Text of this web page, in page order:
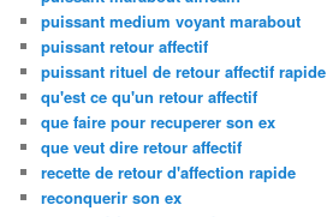
puissant medium voyant marabout
puissant retour affectif
puissant rituel de retour affectif rapide
qu'est ce qu'un retour affectif
que faire pour recuperer son ex
que veut dire retour affectif
recette de retour d'affection rapide
reconquerir son ex